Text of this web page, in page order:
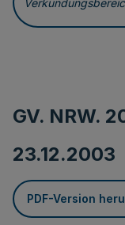
Verkündungsbereich
GV. NRW.
23.12.2003
PDF-Version